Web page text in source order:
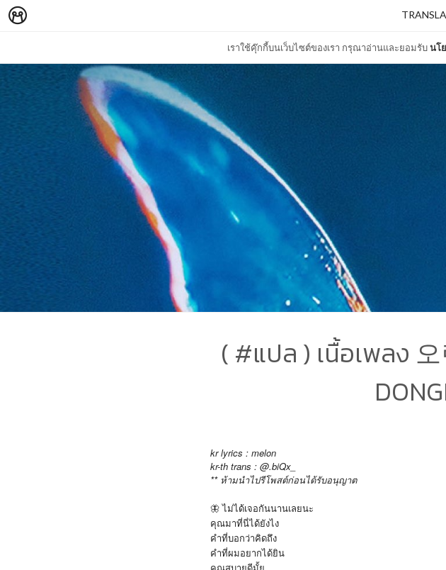
เราใช้คุ๊กกี้บนเว็บไซต์ของเรา กรุณาอ่านและยอมรับนโ
( #แปล ) เนื้อเพลง
kr lyrics : melon
kr-th trans : @.biQx_
** ห้ามนำไปรีโพสต์ก่อนได้รับอนุญาต
🦋 ไม่ได้เจอกันนานเลยนะ
คุณมาที่นี่ได้ยังไง
คำที่บอกว่าคิดถึง
คำที่ผมอยากได้ยิน